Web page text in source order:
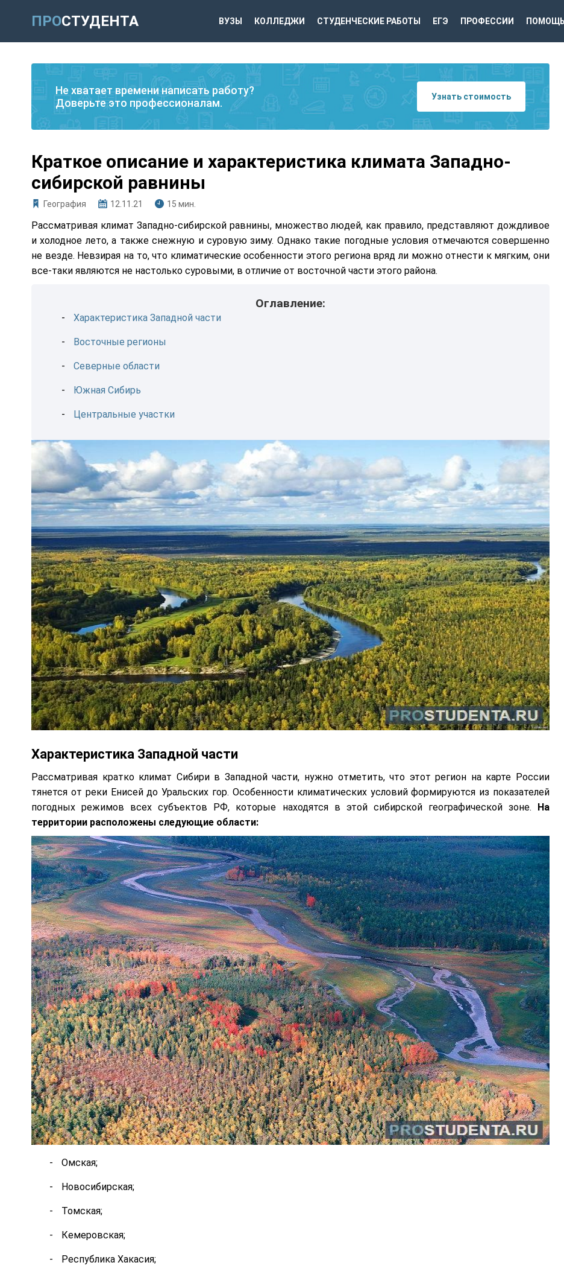
ПРОСТУДЕНТА ВУЗЫ КОЛЛЕДЖИ СТУДЕНЧЕСКИЕ РАБОТЫ ЕГЭ ПРОФЕССИИ
Не хватает времени написать работу?
Доверьте это профессионалам.
Узнать стоимость
Краткое описание и характеристика климата Западно-
сибирской равнины
География 12.11.21 15 мин.
Рассматривая климат Западно-сибирской равнины, множество людей, как правило, представляют дождливое
и холодное лето, а также снежную и суровую зиму. Однако такие погодные условия отмечаются совершенно
не везде. Невзирая на то, что климатические особенности этого региона вряд ли можно отнести к мягким, они
все-таки являются не настолько суровыми, в отличие от восточной части этого района.
Оглавление:
Характеристика Западной части
Восточные регионы
Северные области
Южная Сибирь
Центральные участки
Характеристика Западной части
Рассматривая кратко климат Сибири в Западной части, нужно отметить, что этот регион на карте России
тянется от реки Енисей до Уральских гор. Особенности климатических условий формируются из показателей
погодных режимов всех субъектов РФ, которые находятся в этой сибирской географической зоне.
На
территории расположены следующие области:
Омская;
Новосибирская;
Томская;
Кемеровская;
Республика Хакасия;